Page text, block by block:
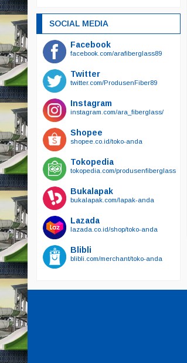
SOCIAL MEDIA
Facebook
facebook.com/arafiberglass89
Twitter
twitter.com/ProdusenFiber89
Instagram
instagram.com/ara_fiberglass/
Shopee
shopee.co.id/toko-anda
Tokopedia
tokopedia.com/produsenfiberglass
Bukalapak
bukalapak.com/lapak-anda
Lazada
lazada.co.id/shop/toko-anda
Blibli
blibli.com/merchant/toko-anda